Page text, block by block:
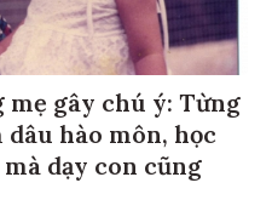
mẹ gây chú ý: Từng
hào môn, học
dạy con cũng